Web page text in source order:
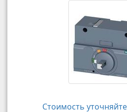
Стоимость